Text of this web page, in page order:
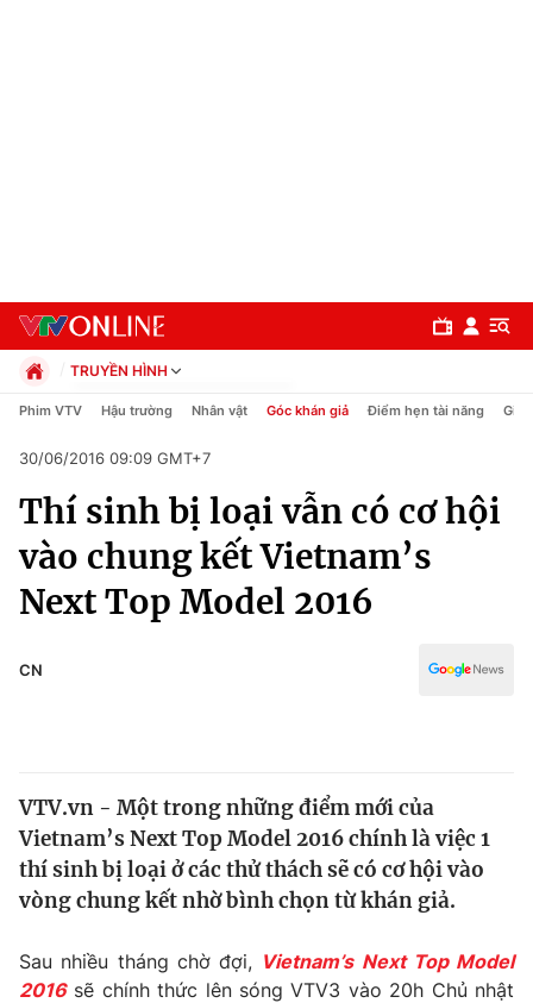
Chuyên mục
Chính trị
Xã hội
Pháp luật
Thế giới
Tin tức
Thế giới đó đây
Câu chuyện quốc tế
Kinh tế
Thị trường
Dữ liệu và đời sống
TRUYỀN HÌNH
Chính trị
Pháp luật
Kinh tế
Thể thao
Truyền hình
Văn hóa - Giải trí
Phim VTV Hậu trường Nhân vật Góc khán giả Điểm hẹn tài năng Giải
30/06/2016 09:09 GMT+7
Thí sinh bị loại vẫn có cơ hội
vào chung kết Vietnam’s
Next Top Model 2016
CN
VTV.vn - Một trong những điểm mới của
Vietnam’s Next Top Model 2016 chính là việc 1
thí sinh bị loại ở các thử thách sẽ có cơ hội vào
vòng chung kết nhờ bình chọn từ khán giả.
Sau nhiều tháng chờ đợi, Vietnam’s Next Top Model
2016sẽ chính thức lên sóng VTV3 vào 20h Chủ nhật